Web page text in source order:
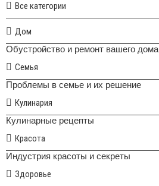
Все категории
Дом
Обустройство и ремонт вашего дома
Семья
Проблемы в семье и их решение
Кулинария
Кулинарные рецепты
Красота
Индустрия красоты и секреты
Здоровье